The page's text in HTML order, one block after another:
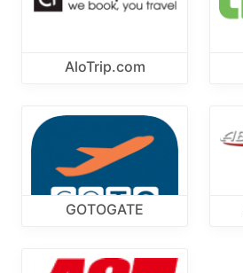
AloTrip.com
GOTOGATE